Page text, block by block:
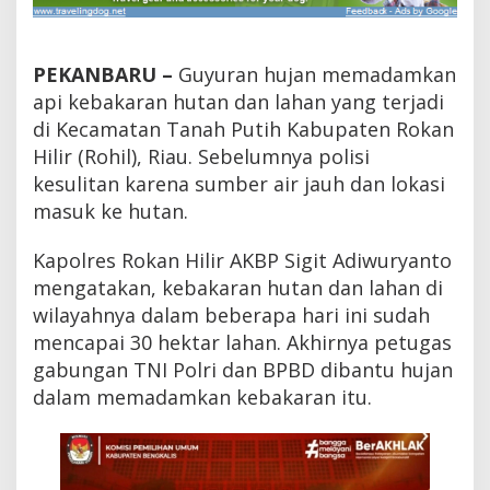
P
a
m
d
i
a
n
u
t
h
,
P
o
l
s
i
T
PEKANBARU – Guyuran hujan memadamkan
api kebakaran hutan dan lahan yang terjadi
di Kecamatan Tanah Putih Kabupaten Rokan
Hilir (Rohil), Riau. Sebelumnya polisi
kesulitan karena sumber air jauh dan lokasi
masuk ke hutan.
Kapolres Rokan Hilir AKBP Sigit Adiwuryanto
mengatakan, kebakaran hutan dan lahan di
wilayahnya dalam beberapa hari ini sudah
mencapai 30 hektar lahan. Akhirnya petugas
gabungan TNI Polri dan BPBD dibantu hujan
dalam memadamkan kebakaran itu.